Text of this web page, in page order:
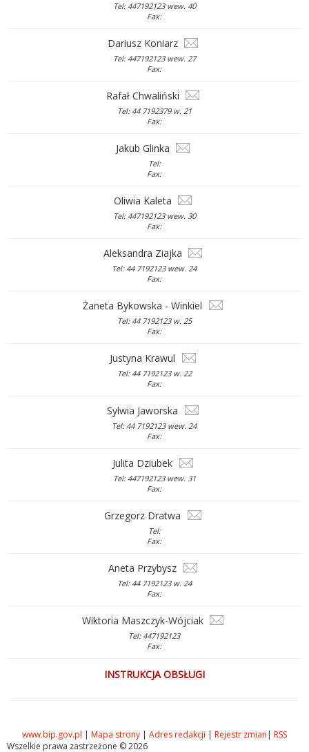
Tel: 447192123 wew. 40
Fax:
Dariusz Koniarz
Tel: 447192123 wew. 27
Fax:
Rafał Chwaliński
Tel: 44 7192379 w. 21
Fax:
Jakub Glinka
Tel:
Fax:
Oliwia Kaleta
Tel: 447192123 wew. 30
Fax:
Aleksandra Ziajka
Tel: 44 7192123 wew. 24
Fax:
Żaneta Bykowska - Winkiel
Tel: 44 7192123 w. 25
Fax:
Justyna Krawul
Tel: 44 7192123 w. 22
Fax:
Sylwia Jaworska
Tel: 44 7192123 wew. 24
Fax:
Julita Dziubek
Tel: 447192123 wew. 31
Fax:
Grzegorz Dratwa
Tel:
Fax:
Aneta Przybysz
Tel: 44 7192123 w. 24
Fax:
Wiktoria Maszczyk-Wójciak
Tel: 447192123
Fax:
INSTRUKCJA OBSŁUGI
www.bip.gov.pl | Mapa strony | Adres redakcji | Rejestr zmian | RSS
Wszelkie prawa zastrzeżone © 2026